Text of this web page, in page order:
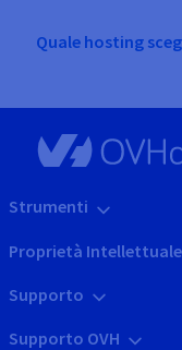
Quale hosting
Strumenti
Proprietà Intellettuale
Supporto
Supporto OVH